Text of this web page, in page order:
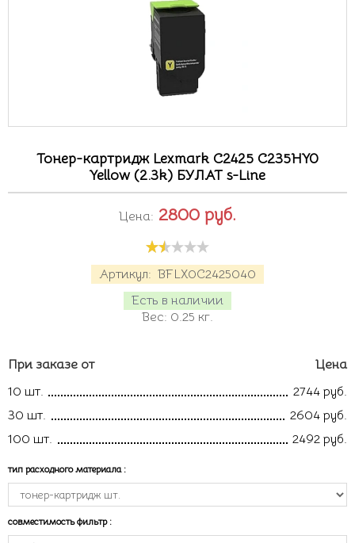
Тонер-картридж Lexmark C2425 C235HY0
Yellow (2.3k) БУЛАТ s-Line
Артикул: BFLX0C2425040
Есть в наличии
Вес: 0.25 кг.
Цена: 2800 руб.
При заказе от
Цена
10 шт.
2744 руб.
30 шт.
2604 руб.
100 шт.
2492 руб.
тип расходного материала :
совместимость фильтр :